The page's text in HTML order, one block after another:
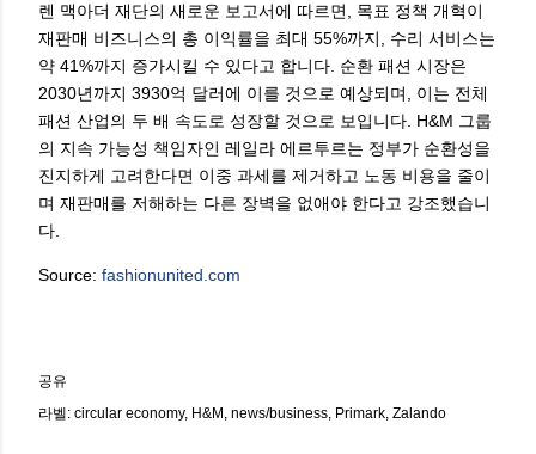
렌 맥아더 재단의 새로운 보고서에 따르면, 목표 정책 개혁이
재판매 비즈니스의 총 이익률을 최대 55%까지, 수리 서비스는
약 41%까지 증가시킬 수 있다고 합니다. 순환 패션 시장은
2030년까지 3930억 달러에 이를 것으로 예상되며, 이는 전체
패션 산업의 두 배 속도로 성장할 것으로 보입니다. H&M 그룹
의 지속 가능성 책임자인 레일라 에르투르는 정부가 순환성을
진지하게 고려한다면 이중 과세를 제거하고 노동 비용을 줄이
며 재판매를 저해하는 다른 장벽을 없애야 한다고 강조했습니
다.
Source: fashionunited.com
공유
라벨: circular economy H&M news/business Primark Zalando